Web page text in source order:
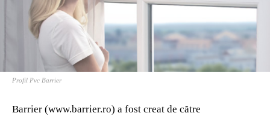
Profil Pvc Barrier
Barrier (www.barrier.ro) a fost creat de către